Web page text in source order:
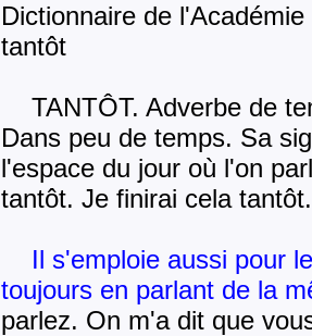
Dictionnaire de
tantôt
TANTÔT. Adverbe de
Dans peu de temps. Sa
l'espace du jour où l'on
tantôt. Je finirai cela
Il s'emploie aussi pour
toujours en parlant de la
parlez. On m'a dit que